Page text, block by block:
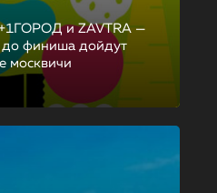
и ZAVTRA —
до финиша дойдут
москвичи